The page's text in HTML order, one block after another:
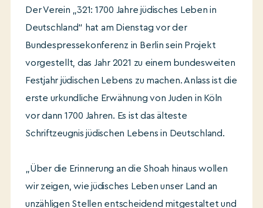
Der Verein „321: 1700 Jahre jüdisches Leben in
Deutschland“ hat am Dienstag vor der
Bundespressekonferenz in Berlin sein Projekt
vorgestellt, das Jahr 2021 zu einem bundesweiten
Festjahr jüdischen Lebens zu machen. Anlass ist die
erste urkundliche Erwähnung von Juden in Köln
vor dann 1700 Jahren. Es ist das älteste
Schriftzeugnis jüdischen Lebens in Deutschland.
„Über die Erinnerung an die Shoah hinaus wollen
wir zeigen, wie jüdisches Leben unser Land an
unzähligen Stellen entscheidend mitgestaltet und